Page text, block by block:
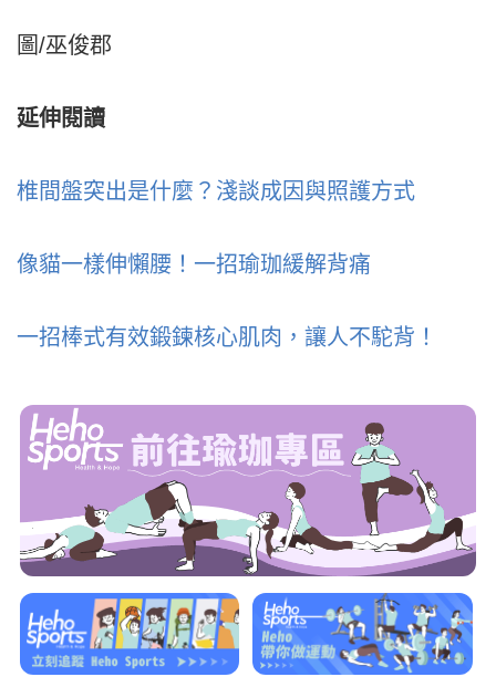
圖/巫俊郡
延伸閱讀
椎間盤突出是什麼？淺談成因與照護方式
像貓一樣伸懶腰！一招瑜珈緩解背痛
一招棒式有效鍛鍊核心肌肉，讓人不駝背！